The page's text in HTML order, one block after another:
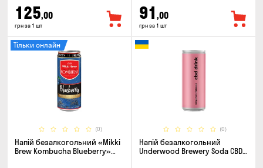
125,00
грн за 1 шт
91 ,00
грн за 1 шт
(0)
Тільки онлайн
Напій безалкогольний «Mikki
Brew Kombucha Blueberry»
(0)
Напій безалкогольний
Underwood Brewery Soda CBD